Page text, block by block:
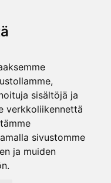
sisältöjä ja
verkkoliikennettä
sivustomme
ja muiden